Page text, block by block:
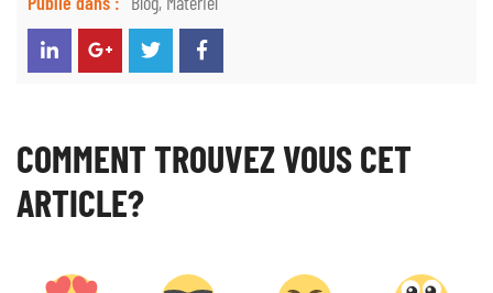
COMMENT TROUVEZ VOUS CET
ARTICLE?